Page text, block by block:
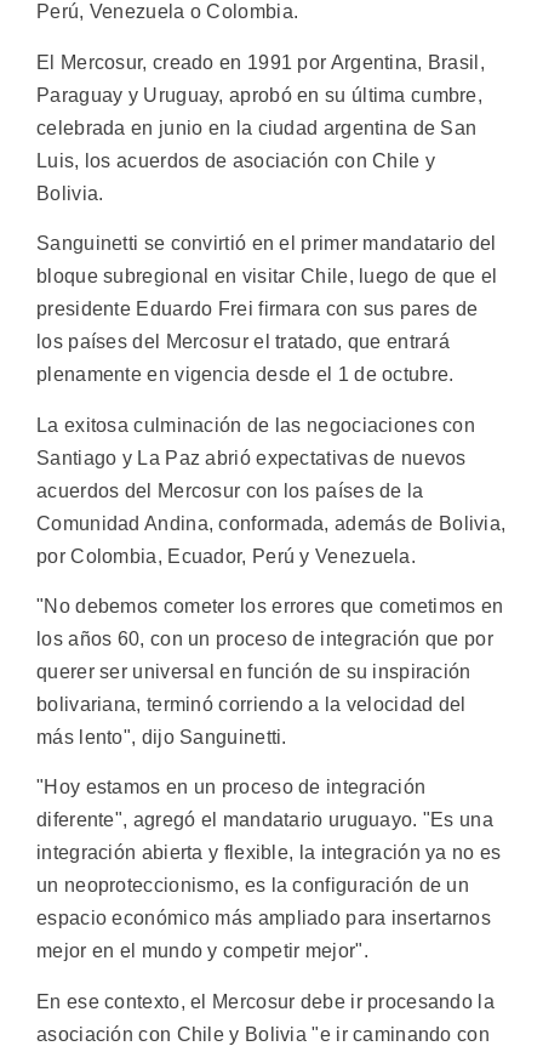
Perú, Venezuela o Colombia.
El Mercosur, creado en 1991 por Argentina, Brasil,
Paraguay y Uruguay, aprobó en su última cumbre,
celebrada en junio en la ciudad argentina de San
Luis, los acuerdos de asociación con Chile y
Bolivia.
Sanguinetti se convirtió en el primer mandatario del
bloque subregional en visitar Chile, luego de que el
presidente Eduardo Frei firmara con sus pares de
los países del Mercosur el tratado, que entrará
plenamente en vigencia desde el 1 de octubre.
La exitosa culminación de las negociaciones con
Santiago y La Paz abrió expectativas de nuevos
acuerdos del Mercosur con los países de la
Comunidad Andina, conformada, además de Bolivia,
por Colombia, Ecuador, Perú y Venezuela.
"No debemos cometer los errores que cometimos en
los años 60, con un proceso de integración que por
querer ser universal en función de su inspiración
bolivariana, terminó corriendo a la velocidad del
más lento", dijo Sanguinetti.
"Hoy estamos en un proceso de integración
diferente", agregó el mandatario uruguayo. "Es una
integración abierta y flexible, la integración ya no es
un neoproteccionismo, es la configuración de un
espacio económico más ampliado para insertarnos
mejor en el mundo y competir mejor".
En ese contexto, el Mercosur debe ir procesando la
asociación con Chile y Bolivia "e ir caminando con